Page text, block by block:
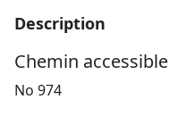
Description
Chemin accessible
No 974